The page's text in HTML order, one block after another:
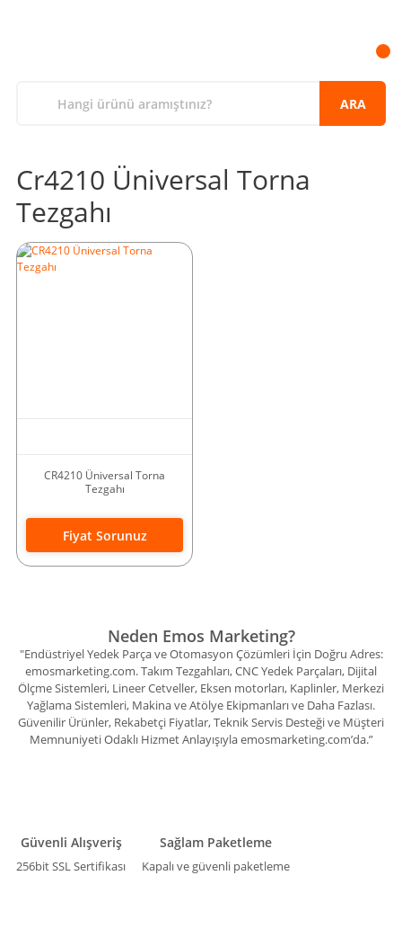
ARA
Cr4210 Üniversal Torna
Tezgahı
CR4210 Üniversal Torna
Tezgahı
Fiyat Sorunuz
Neden Emos Marketing?
"Endüstriyel Yedek Parça ve Otomasyon Çözümleri İçin Doğru Adres:
emosmarketing.com. Takım Tezgahları, CNC Yedek Parçaları, Dijital
Ölçme Sistemleri, Lineer Cetveller, Eksen motorları, Kaplinler, Merkezi
Yağlama Sistemleri, Makina ve Atölye Ekipmanları ve Daha Fazlası.
Güvenilir Ürünler, Rekabetçi Fiyatlar, Teknik Servis Desteği ve Müşteri
Memnuniyeti Odaklı Hizmet Anlayışıyla emosmarketing.com’da.”
Güvenli Alışveriş
256bit SSL Sertifikası
Sağlam Paketleme
Kapalı ve güvenli paketleme